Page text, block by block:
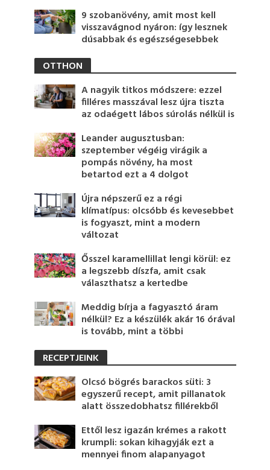
9 szobanövény, amit most kell
visszavágnod nyáron: így lesznek
dúsabbak és egészségesebbek
OTTHON
A nagyik titkos módszere: ezzel
filléres masszával lesz újra tiszta
az odaégett lábos súrolás nélkül is
Leander augusztusban:
szeptember végéig virágik a
pompás növény, ha most
betartod ezt a 4 dolgot
Újra népszerű ez a régi
klímatípus: olcsóbb és kevesebbet
is fogyaszt, mint a modern
változat
Ősszel karamellillat lengi körül: ez
a legszebb díszfa, amit csak
választhatsz a kertedbe
Meddig bírja a fagyasztó áram
nélkül? Ez a készülék akár 16 órával
is tovább, mint a többi
RECEPTJEINK
Olcsó bögrés barackos süti: 3
egyszerű recept, amit pillanatok
alatt összedobhatsz fillérekből
Ettől lesz igazán krémes a rakott
krumpli: sokan kihagyják ezt a
mennyei finom alapanyagot